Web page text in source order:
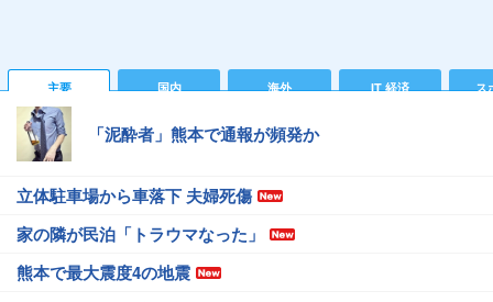
主要 国内 海外 IT 経済 ス
「泥酔者」熊本で通報が頻発か
立体駐車場から車落下 夫婦死傷
家の隣が民泊「トラウマなった」
熊本で最大震度4の地震